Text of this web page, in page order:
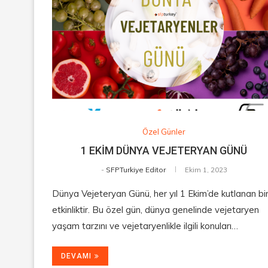
Özel Günler
1 EKİM DÜNYA VEJETERYAN GÜNÜ
- SFPTurkiye Editor Ekim 1, 2023
Dünya Vejeteryan Günü, her yıl 1 Ekim’de kutlanan bir
etkinliktir. Bu özel gün, dünya genelinde vejetaryen
yaşam tarzını ve vejetaryenlikle ilgili konuları…
DEVAMI